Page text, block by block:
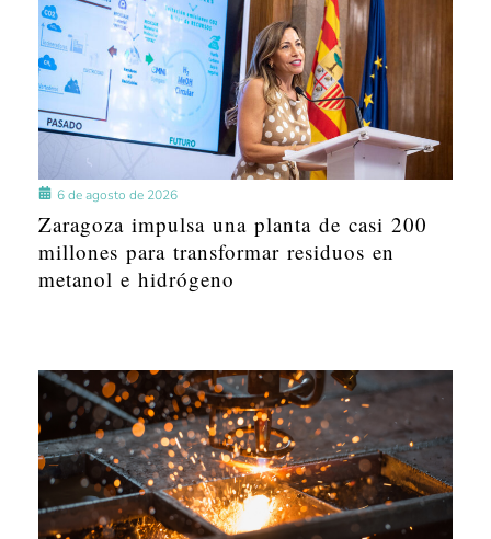
6 de agosto de 2026
Zaragoza impulsa una planta de casi 200
millones para transformar residuos en
metanol e hidrógeno